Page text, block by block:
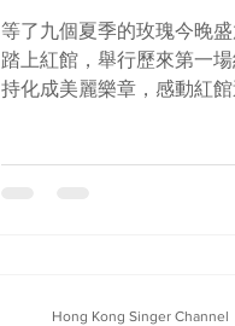
等了九個夏季的玫瑰今晚
踏上紅館，舉行歷來第一
持化成美麗樂章，感動紅
Hong Kong Singer Channel